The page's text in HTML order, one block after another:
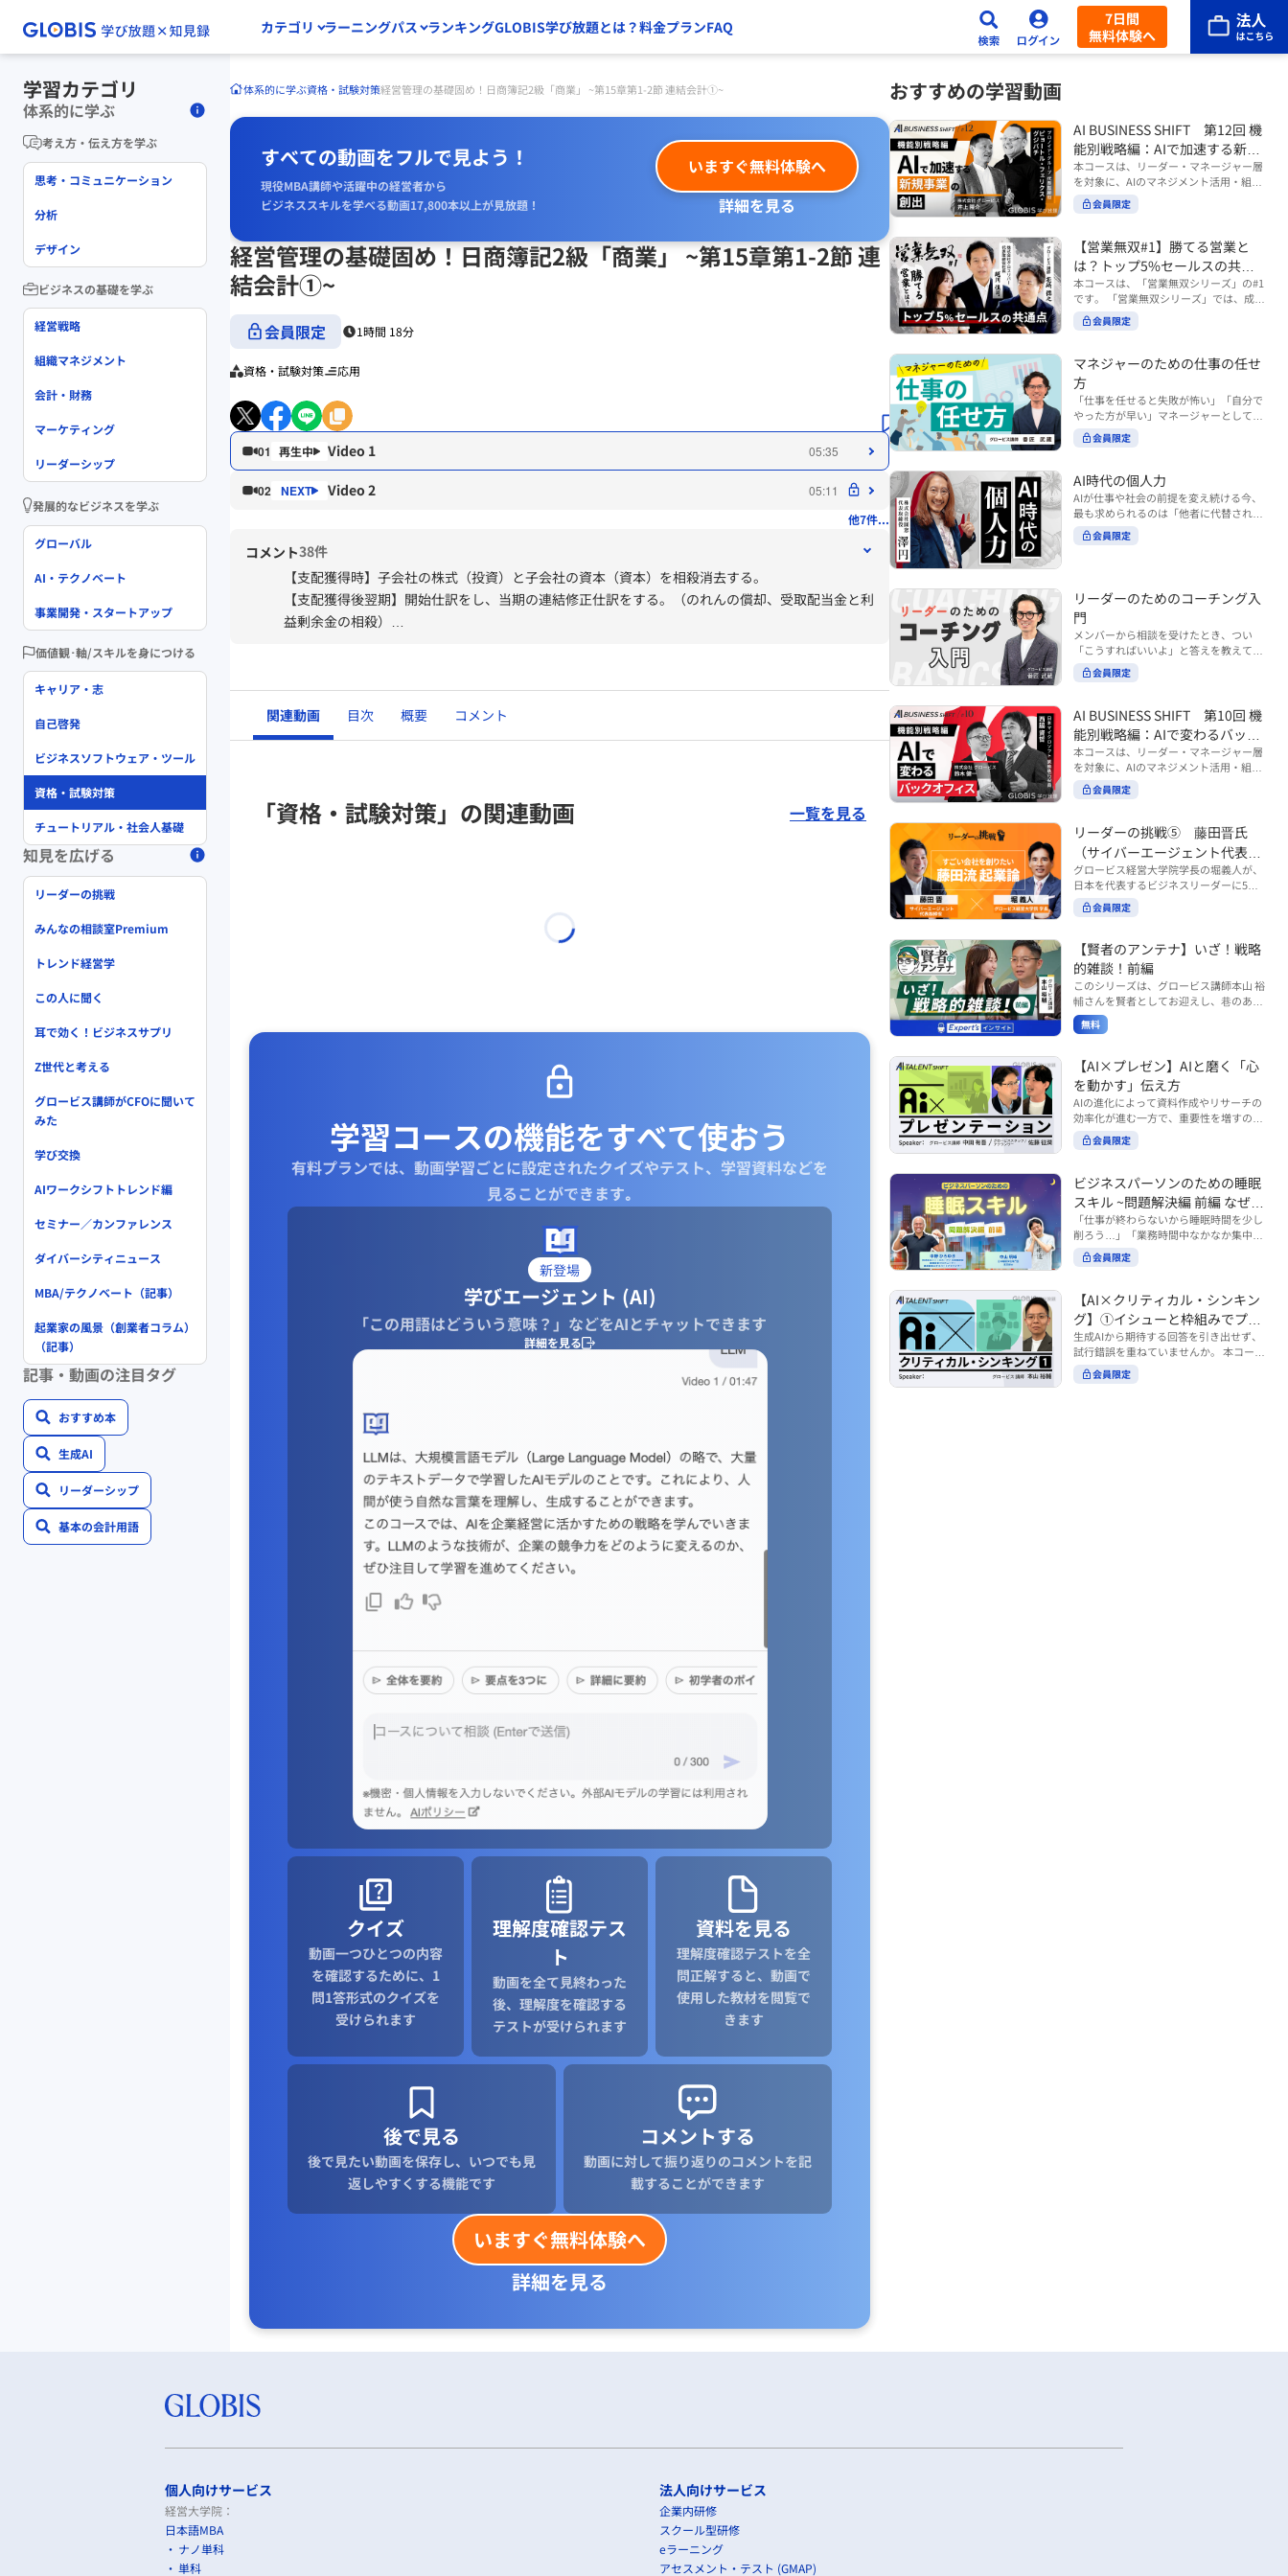
カテゴリ ラーニングパス ランキングGLOBIS学び放題とは？料金プランFAQ
7日間
無料体験へ
体系的に学ぶ資格・試験対策経営管理の基礎固め！日商簿記2級「商業」 ~第15章第1-2節 連結会計①~
すべての動画をフルで見よう！
現役MBA講師や活躍中の経営者から
ビジネススキルを学べる動画17,800本以上が見放題！
いますぐ無料体験へ
詳細を見る
経営管理の基礎固め！日商簿記2級「商業」 ~第15章第1-2節 連
結会計①~
会員限定 1時間 18分
資格・試験対策 応用
01 Video 1 05:35
02 Video 2
05:11
他7件...
コメント38件
【支配獲得時】子会社の株式（投資）と子会社の資本（資本）を相殺消去する。
【支配獲得後翌期】開始仕訳をし、当期の連結修正仕訳をする。（のれんの償却、受取配当金と利
益剰余金の相殺）
関連動画 目次 概要 コメント
「資格・試験対策」の関連動画 一覧を見る
学習コースの機能をすべて使おう
有料プランでは、動画学習ごとに設定されたクイズやテスト、学習資料などを
見ることができます｡
新登場
学びエージェント (AI)
「この用語はどういう意味？」などをAIとチャットできます
詳細を見る
クイズ
動画一つひとつの内容
を確認するために、1
問1答形式のクイズを
受けられます
理解度確認テス
ト
動画を全て見終わった
後、理解度を確認する
テストが受けられます
資料を見る
理解度確認テストを全
問正解すると、動画で
使用した教材を閲覧で
きます
後で見る
後で見たい動画を保存し、いつでも見
返しやすくする機能です
コメントする
動画に対して振り返りのコメントを記
載することができます
いますぐ無料体験へ
詳細を見る
おすすめの学習動画
AI BUSINESS SHIFT 第12回 機
能別戦略編：AIで加速する新規
事業の創出
本コースは、リーダー・マネージャー層
を対象に、AIのマネジメント活用・組織
活用を体系的に学ぶ 『AI BUSINESS SHI
FTシリーズ（全12回）』の第12回で
る新規事業の創出」では、新規事業やス
タートアップを取り巻く環境がどのよう
に変化しているのかを俯瞰し、新たな価
値創造と非連続な成長を生み出すため
に、AI時代における事業機会の捉え方
や、成功確率を高めるための考え方につ
携わるリーダー・マネージャーの方 ・AI
を活用して事業創出のスピードや成功確
率を高めたい方 ・AI時代における新規事
業リーダーの役割やマインドセットを学
びたい方 ■AIシフトシリーズとは？ 『AI
BUSINESS SHIFTシリーズ』は以下の3
す。（順次公開） https://unlimited.glo
bis.co.jp/ja/tags/AI%E3%83%93%E3%8
2%B8%E3%83%8D%E3%82%B9%E3%
82%B7%E3%83%95%E3%83%88 ・基
礎編（第1回〜3回）：リーダーやマネー
のリーダーシップや組織変革を中心に学
ぶコース ・機能別戦略編（第8回〜12
回）：AI時代における機能別での戦略の
あり方を中心に学ぶコース より実践的な
AIツールの活用法について学びたい方は
『AI WORK SHIFTシリーズ』をご視聴く
3%BC%E3%82%AF%E3%82%B7%E3%
83%95%E3%83%88 ※本コースは、AIの
マネジメント活用を学ぶ「AIビジネスシ
フト」シリーズの一環として提供してい
ます。 ※本動画は、制作時点の情報に基
づき作成したものです（2026年03月制
会員限定
【営業無双#1】勝てる営業と
は？トップ5%セールスの共通
点
本コースは、「営業無双シリーズ」の#1
です。 「営業無双シリーズ」では、成約
率アップに向けて、お客様に選ばれ続け
る無双の営業になるための実践的な考え
（#2以降は順次公開） 本コースでは、
「勝てる営業とは？トップ5%セールス
の共通点」をテーマに BtoBでお客様に
選ばれる営業の役割 トップ5％のセール
スに共通する行動や考え方 成果につなが
る実践的なポイント などを解説します。
◾️こんな方におすすめ 提案しても顧客に
が多い方 顧客の本当の課題や決裁者の判
断基準をつかみきれず、案件が前に進ま
ない方 再現性のある営業テクニックを身
につけたい方 ※本動画は、制作時点の情
報に基づき作成したものです（2026年7
会員限定
マネジャーのための仕事の任せ
方
「仕事を任せると失敗が怖い」「自分で
やった方が早い」マネージャーとしてメ
ンバーやチームの力を引き出しながら成
果を上げるには、どのように仕事を任せ
い時代において、マネージャーとして成
果を上げ続けるためには、メンバーの個
性や特性を理解し、それに合わせた効果
的な任せ方を身につけることが重要で
す。このコースでは、ソーシャルスタイ
し、自身のリーダーシップを発揮できる
ようになっていきます。 ※本動画は、制
作時点の情報に基づき作成したものです
（2024年12月制作）
会員限定
AI時代の個人力
AIが仕事や社会の前提を変え続ける今、
最も求められるのは「他者に代替されな
い個としての力」“個人力”です。 本コー
スでは、澤円氏の著書『個人力』をもと
ーマは、「Being（ありたい自分）」を
中心に据え、自ら考え（Think）、変化
し（Transform）、協働する（Collabor
ate）ことで、自分らしい価値を発揮し
ていくこと。 リスキリングやAI活用が叫
ばれる今こそ、スキルより先に“自分の
軸”を問うことが重要です。 あなたは何
か？ このコースは、あなたが“ありたい
自分”として生き、キャリアをデザイン
していくための思考と行動のガイドにな
ります。 ※本動画は、制作時点の情報に
基づき作成したものです（2025年11月
制作）
会員限定
リーダーのためのコーチング入
門
メンバーから相談を受けたとき、つい
「こうすればいいよ」と答えを教えてし
まう。 あるいは、「自分で考えてほし
い」と思うあまり、すべて任せきりにし
つつ、自律的に仕事を進めてもらうため
にはどうすればよいのか。 こうした悩み
に直面するリーダー・マネージャーの方
は多いのではないでしょうか。 変化が激
しく、正解のない現代においては、指示
や助言にとどまらず、メンバーの思考を
引き出し、自律的な行動を促す「コーチ
す。 本コースでは、基礎的なコーチング
の考え方を押さえたうえで、実際の職場
で起こりがちな事例をもとに、相手の思
考と行動を引き出す関わり方を学びま
す。 また、代表的なコーチングのフレー
ムワークである「GROWモデル」を取り
の主体性を引き出していくのかを、わか
りやすく解説します。 メンバーとの対話
を、成長を促す機会へと変えていく。そ
の第一歩としておすすめのコースです。
コース内で紹介している「傾聴力」を深
めたい方は、こちらも合わせてご覧くだ
さい。 ・傾聴力 ~リーダーのための聴く
is.co.jp/ja/courses/fe285262/learn/step
s/59808 ・傾聴力 ~リーダーのための聴
く技術~（実践編） https://unlimited.gl
obis.co.jp/ja/courses/01d24a39/learn/s
teps/59813 ※本動画は、制作時点の情
報に基づき作成したものです（2026年6
月制作）
会員限定
AI BUSINESS SHIFT 第10回 機
能別戦略編：AIで変わるバック
オフィス
本コースは、リーダー・マネージャー層
を対象に、AIのマネジメント活用・組織
活用を体系的に学ぶ 『AI BUSINESS SHI
FTシリーズ（全12回）』の第10回で
バックオフィス」では、人事・総務・労
務・経理・情報システムなどのバックオ
フィス領域において、定型業務の自動化
や効率化といった現場レベルのAI活用だ
けでなく、いかにして経営や戦略に貢献
する存在へと進化していくのかについて
考えを深め、学んでいきます。 ■こんな
理・情シスなど、バックオフィス部門を
率いるリーダー・マネージャーの方 ・バ
ックオフィス業務へのAI活用やDX推進を
担っている方 ・AI時代におけるバックオ
フィスの役割や戦略のあり方を考えたい
方 ■AIシフトシリーズとは？ 『AI BUSI
で設計された全12回のシリーズです。
（順次公開） https://unlimited.globis.c
o.jp/ja/tags/AI%E3%83%93%E3%82%B
8%E3%83%8D%E3%82%B9%E3%82%
B7%E3%83%95%E3%83%88 ・基礎編
（第1回〜3回）：リーダーやマネージャ
ーに求められる、AI時代の基礎的なリテ
ジメント編（第4回〜7回）：AI時代のリ
ーダーシップや組織変革を中心に学ぶコ
ース ・機能別戦略編（第8回〜12回）：
AI時代における機能別での戦略のあり方
を中心に学ぶコース より実践的なAIツー
ルの活用法について学びたい方は『AI W
earch?tag=AI%E3%83%AF%E3%83%B
C%E3%82%AF%E3%82%B7%E3%83%
95%E3%83%88 ※本コースは、AIのマネ
ジメント活用を学ぶ「AIビジネスシフ
ト」シリーズの一環として提供していま
す。 ※本動画は、制作時点の情報に基づ
会員限定
リーダーの挑戦⑤ 藤田晋氏
（サイバーエージェント代表取
締役）
グロービス経営大学院学長の堀義人が、
日本を代表するビジネスリーダーに5つ
の質問（能力開発／挑戦／試練／仲間／
志）を投げかけ、その人生哲学を解き明
ーエージェント代表取締役の藤田晋氏。
起業の理由、経営をどうやって学んだ
か、アメーバブログ・ABEMAの立ち上
げ、経営チームづくりについてなど聞い
ていきます。（肩書きは2020年12月11
日撮影当時のもの） 藤田 晋 サイバー
ス・キャピタル・パートナーズ 代表パ
ートナー
会員限定
【賢者のアンテナ】いざ！戦略
的雑談！前編
このシリーズは、グロービス講師本山 裕
輔さんを賢者としてお迎えし、巷のあり
とあらゆるものを独自の視点で紐解き、
皆様の学びの意欲を刺激するコンテンツ
期配信されます。 取り上げて欲しいご質
問やテーマ、感想を随時受け付けていま
す。 グーグルフォーム（https://forms.g
le/qqoBYuRUmUYz4scC6） または グ
ロ放題編集部員のX（https://x.com/mai
rakobayashi） まで、ぜひご要望をお
6月制作）
無料
【AI×プレゼン】AIと磨く「心
を動かす」伝え方
AIの進化によって資料作成やリサーチの
効率化が進む一方で、重要性を増すのが
「伝える力」です。本コースでは、AI時
代のプレゼンに求められるデリバリース
を客観的に評価し、改善できるAI活用法
も紹介。大事な場面で「心を動かす」プ
レゼンをしたい方におすすめです。関連
コース「プレゼンテーションスキル」も
併せてご覧ください。 ▼プレゼン動画分
析プロンプト（辛口） https://hodai.glo
bis.co.jp/learning_documents/6f976cd
ル https://unlimited.globis.co.jp/ja/co
urses/598f3254/ ※本コースは、AI時代
のビジネススキルを学ぶ「AIタレントシ
フト」シリーズの一環として提供してい
ます。 https://unlimited.globis.co.jp/j
a/tags/AI%E3%82%BF%E3%83%AC%E
会員限定
ビジネスパーソンのための睡眠
スキル ~問題解決編 前編 なぜ眠
れないのか？~
「仕事が終わらないから睡眠時間を少し
削ろう…」「業務時間中なかなか集中で
きない…」「毎日朝起きるのがつら
い…」。 あなたはこのような経験をした
トの時間をやりくりするために、真っ先
に削りがちなのが「睡眠」時間。 実は
今、日本社会は世界と比較して「最も眠
らない国」だということもわかってきて
います。 慢性的な睡眠不足は、心身の健
康に悪影響なだけでなく、仕事のパフォ
ーマンスにも当然大きな影響を与え、社
会員限定
【AI×クリティカル・シンキン
グ】①イシューと枠組みでプロ
ンプトを磨く
生成AIから期待する回答を引き出せず、
試行錯誤を重ねていませんか。 本コース
では、生成AI活用の質を高める鍵とし
て、クリティカル・シンキングの視点か
会員限定
学習カテゴリ
体系的に学ぶ
考え方・伝え方を学ぶ
思考・コミュニケーション
分析
デザイン
ビジネスの基礎を学ぶ
経営戦略
組織マネジメント
会計・財務
マーケティング
リーダーシップ
発展的なビジネスを学ぶ
グローバル
AI・テクノベート
事業開発・スタートアップ
価値観･軸/スキルを身につける
キャリア・志
自己啓発
ビジネスソフトウェア・ツール
資格・試験対策
チュートリアル・社会人基礎
知見を広げる
リーダーの挑戦
みんなの相談室Premium
トレンド経営学
この人に聞く
耳で効く！ビジネスサプリ
Z世代と考える
グロービス講師がCFOに聞いて
みた
学び交換
AIワークシフトトレンド編
セミナー／カンファレンス
ダイバーシティニュース
MBA/テクノベート（記事）
起業家の風景（創業者コラム）
（記事）
記事・動画の注目タグ
おすすめ本
生成AI
リーダーシップ
基本の会計用語
個人向けサービス
経営大学院：
日本語MBA
ナノ単科
単科
法人向けサービス
企業内研修
スクール型研修
eラーニング
アセスメント・テスト (GMAP)